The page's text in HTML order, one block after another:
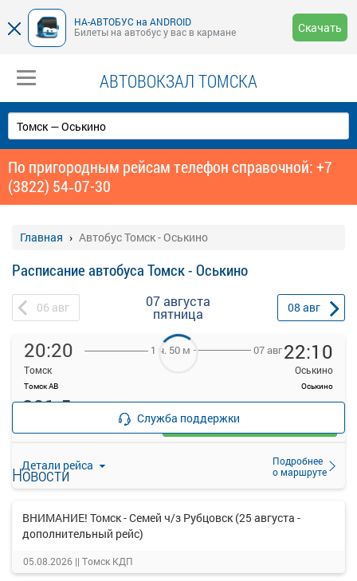
НА-АВТОБУС на ANDROID
Билеты на автобус у вас в кармане
Скачать
АВТОВОКЗАЛ ТОМСКА
По пригородным рейсам телефон справочной: +7
(3822) 54‑07-30
Главная Автобус Томск - Оськино
Расписание автобуса Томск - Оськино
06 авг 07 августа
пятница 08 авг
20:20
Томск
Томск АВ
1 ч. 50 м 07 авг22:10
Оськино
Оськино
Детали рейса
Подробнее
о маршруте
291.5
Выбрать
Служба поддержки
Новости
ВНИМАНИЕ! Томск - Семей ч/з Рубцовск (25 августа -
дополнительный рейс)
05.08.2026 || Томск КДП